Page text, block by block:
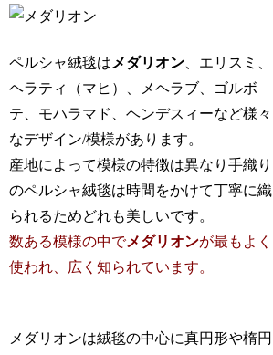
ペルシャ絨毯は メダリオン 、エリスミ、
ヘラティ（マヒ）、メヘラブ、ゴルボ
テ、モハラマド、ヘンデスィーなど様々
なデザイン/模様があります。
産地によって模様の特徴は異なり手織り
のペルシャ絨毯は時間をかけて丁寧に織
られるためどれも美しいです。
数ある模様の中でメダリオンが最もよく
使われ、広く知られています。
メダリオンは絨毯の中心に真円形や楕円